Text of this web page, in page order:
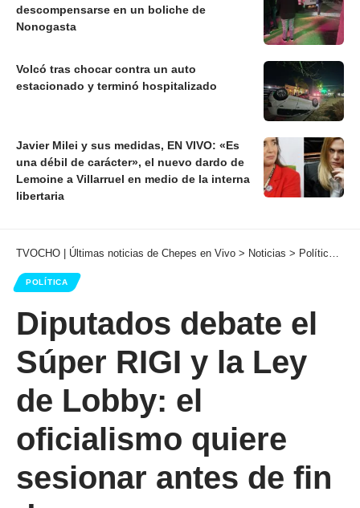
descompensarse en un boliche de
Nonogasta
Volcó tras chocar contra un auto
estacionado y terminó hospitalizado
Javier Milei y sus medidas, EN VIVO: «Es
una débil de carácter», el nuevo dardo de
Lemoine a Villarruel en medio de la interna
libertaria
TVOCHO | Últimas noticias de Chepes en Vivo > Noticias > Política
POLÍTICA
Diputados debate el
Súper RIGI y la Ley
de Lobby: el
oficialismo quiere
sesionar antes de fin